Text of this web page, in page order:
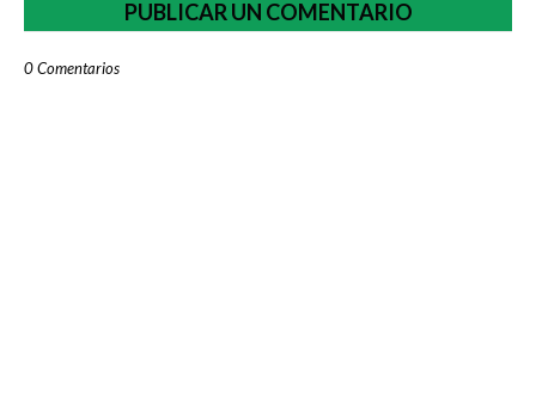
PUBLICAR UN COMENTARIO
0 Comentarios